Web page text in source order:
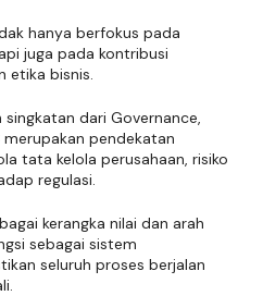
hanya berfokus pada
juga pada kontribusi
etika bisnis.
dari Governance,
merupakan pendekatan
tata kelola perusahaan, risiko
regulasi.
kerangka nilai dan arah
sebagai sistem
seluruh proses berjalan